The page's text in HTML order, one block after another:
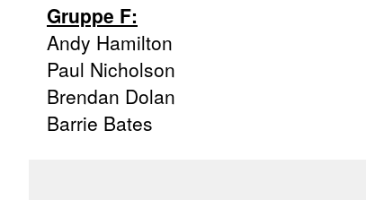
Gruppe F:
Andy Hamilton
Paul Nicholson
Brendan Dolan
Barrie Bates